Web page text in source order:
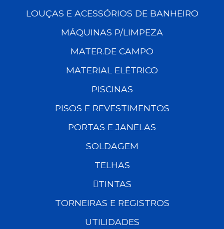
LOUÇAS E ACESSÓRIOS DE BANHEIRO
MÁQUINAS P/LIMPEZA
MATER.DE CAMPO
MATERIAL ELÉTRICO
PISCINAS
PISOS E REVESTIMENTOS
PORTAS E JANELAS
SOLDAGEM
TELHAS
TINTAS
TORNEIRAS E REGISTROS
UTILIDADES